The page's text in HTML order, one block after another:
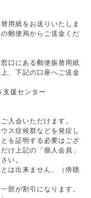
用紙をお送りいたしま
郵便局からご送金くだ
口にある郵便振替用紙
、下記の口座へご送金
援センター
入会いただけます。
ス症候群などを発症し
を証明する必要はござ
け上記の「個人会員」
い。
は出来ません。（傍聴
部が割引になります。